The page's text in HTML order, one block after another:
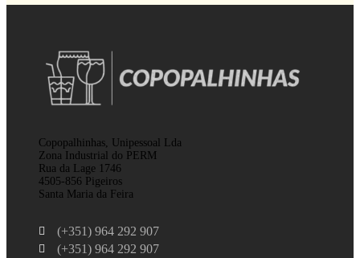
Copopalhinhas, Unipessoal Lda
Zona Industrial do PERM
Rua da Lage 1746
4505-856 Pigeiros
Santa Maria da Feira
(+351) 964 292 907
(+351) 964 292 907